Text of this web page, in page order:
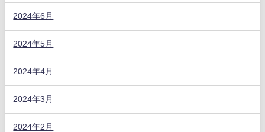
2024年6月
2024年5月
2024年4月
2024年3月
2024年2月